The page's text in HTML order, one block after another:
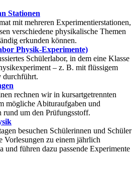
Stationen
mit mehreren Experimentierstationen,
verschiedene physikalische Themen
erkunden können.
Physik-Experimente)
Schülerlabor, in dem eine Klasse
– z. B. mit flüssigem
durchführt.
rechnen wir in kursartgetrennten
mögliche Abituraufgaben und
rund um den Prüfungsstoff.
besuchen Schülerinnen und Schüler
Vorlesungen zu einem jährlich
und führen dazu passende Experimente